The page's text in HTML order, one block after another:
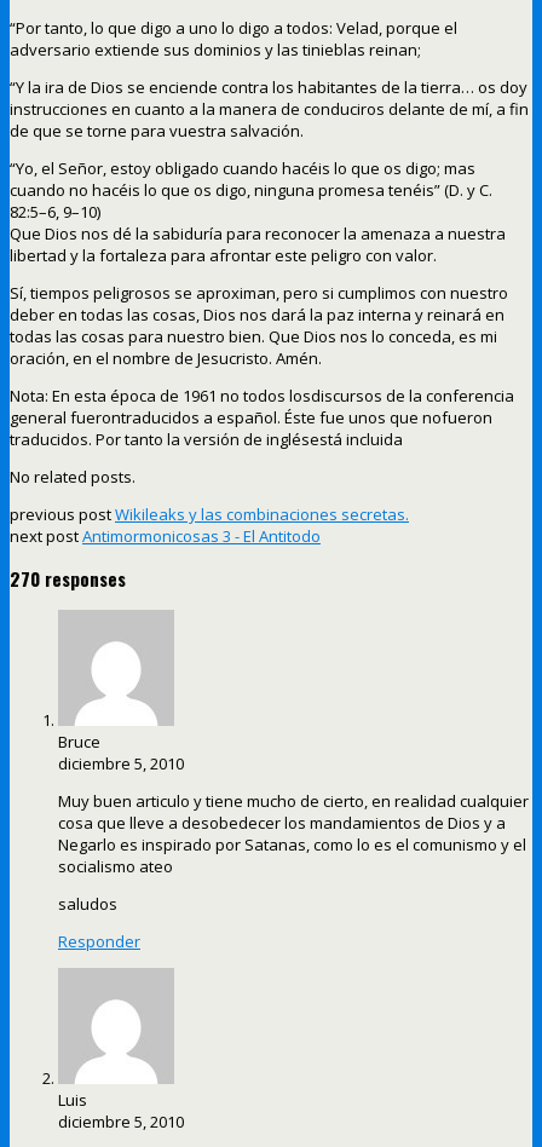
“Por tanto, lo que digo a uno lo digo a todos: Velad, porque el
adversario extiende sus dominios y las tinieblas reinan;
“Y la ira de Dios se enciende contra los habitantes de la tierra… os doy
instrucciones en cuanto a la manera de conduciros delante de mí, a fin
de que se torne para vuestra salvación.
“Yo, el Señor, estoy obligado cuando hacéis lo que os digo; mas
cuando no hacéis lo que os digo, ninguna promesa tenéis” (D. y C.
82:5–6, 9–10)
Que Dios nos dé la sabiduría para reconocer la amenaza a nuestra
libertad y la fortaleza para afrontar este peligro con valor.
Sí, tiempos peligrosos se aproximan, pero si cumplimos con nuestro
deber en todas las cosas, Dios nos dará la paz interna y reinará en
todas las cosas para nuestro bien. Que Dios nos lo conceda, es mi
oración, en el nombre de Jesucristo. Amén.
Nota: En esta época de 1961 no todos losdiscursos de la conferencia
general fuerontraducidos a español. Éste fue unos que nofueron
traducidos. Por tanto la versión de inglésestá incluida
No related posts.
previous postWikileaks y las combinaciones secretas.
next postAntimormonicosas 3 - El Antitodo
270 responses
Bruce
diciembre 5, 2010
Muy buen articulo y tiene mucho de cierto, en realidad cualquier
cosa que lleve a desobedecer los mandamientos de Dios y a
Negarlo es inspirado por Satanas, como lo es el comunismo y el
socialismo ateo
saludos
Responder
Luis
diciembre 5, 2010